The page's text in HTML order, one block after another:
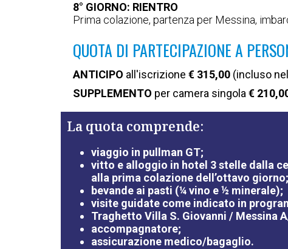
8° GIORNO: RIENTRO
Prima colazione, partenza per Messina,
QUOTA DI PARTECIPAZIONE A
ANTICIPO all'iscrizione € 315,00 (incluso
SUPPLEMENTO per camera singola€
La quota comprende:
viaggio in pullman GT;
vitto e alloggio in hotel 3 stelle dalla
alla prima colazione dell’ottavo giorno;
bevande ai pasti (¼ vino e ½ minerale);
visite guidate come indicato in
Traghetto Villa S. Giovanni / Messina
accompagnatore;
assicurazione medico/bagaglio.